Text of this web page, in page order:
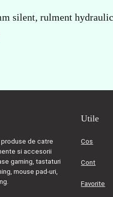
silent, rulment
de catre
si accesorii
gaming, tastaturi
mouse pad-uri,
Utile
Cos
Cont
Favorite